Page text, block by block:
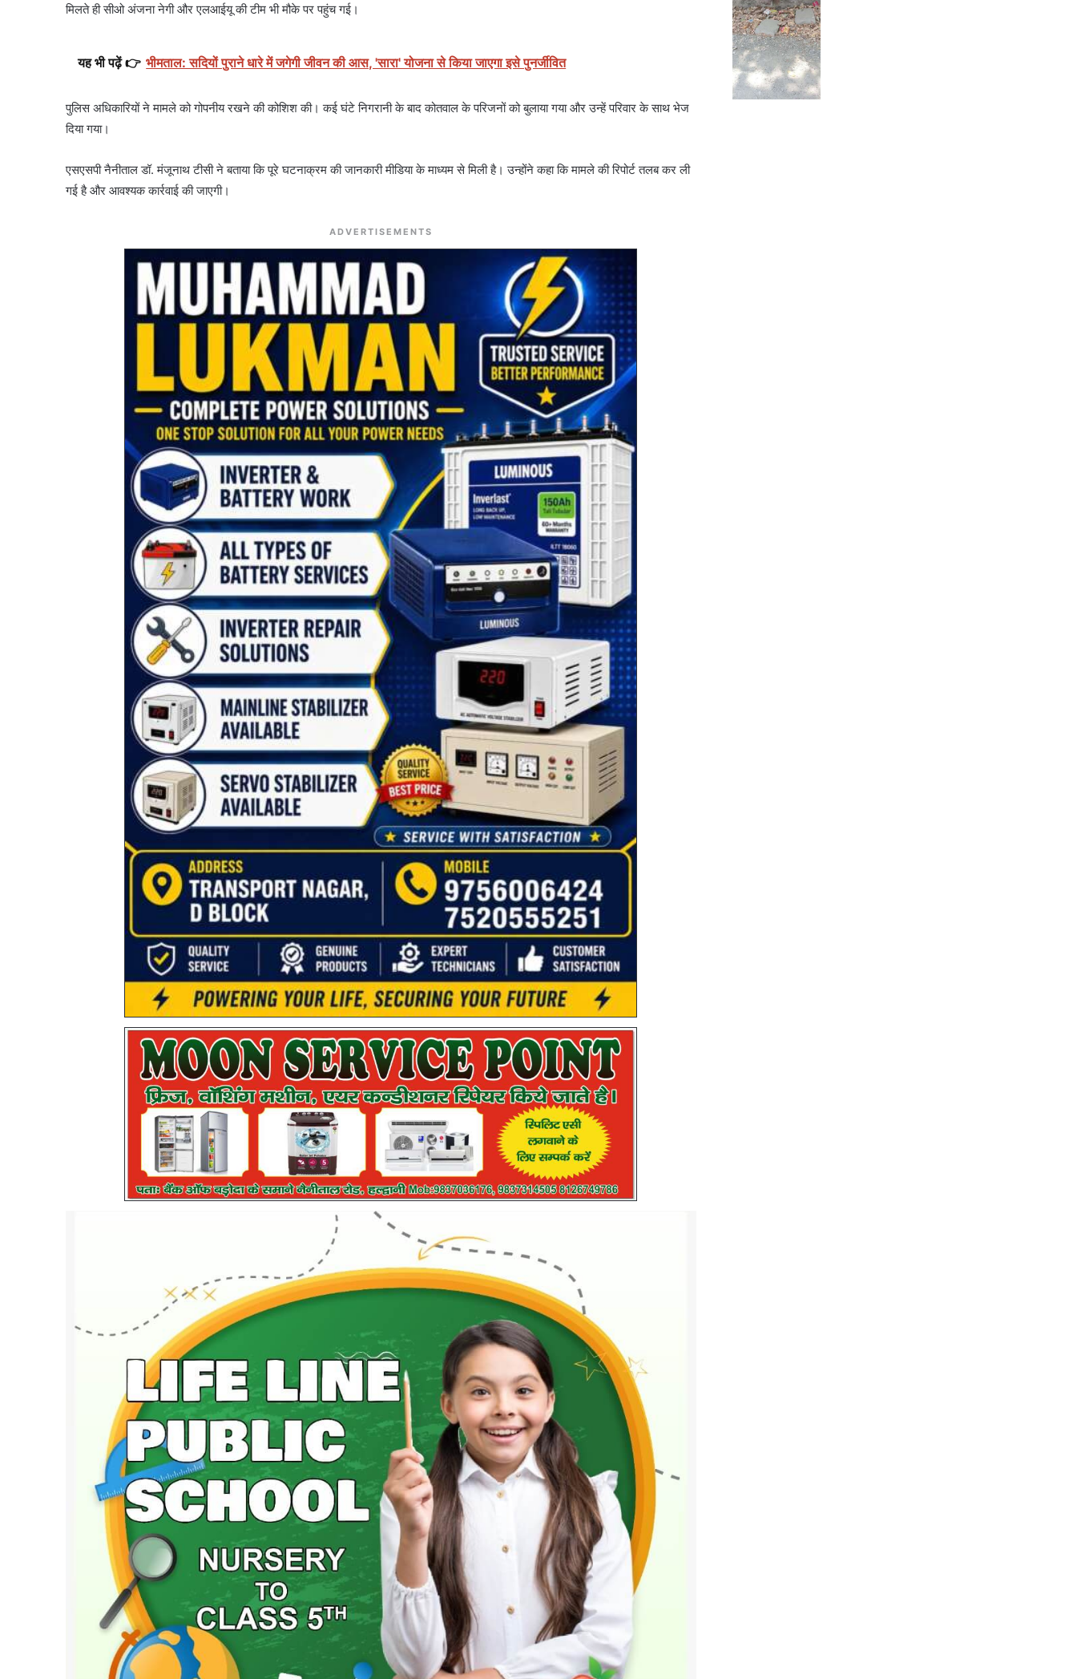
मिलते ही सीओ अंजना नेगी और एलआईयू की टीम भी मौके पर पहुंच गई।
यह भी पढ़ें 👉 भीमताल: सदियों पुराने धारे में जगेगी जीवन की आस, 'सारा' योजना से किया जाएगा इसे पुनर्जीवित
पुलिस अधिकारियों ने मामले को गोपनीय रखने की कोशिश की। कई घंटे निगरानी के बाद कोतवाल के परिजनों को बुलाया गया और उन्हें परिवार के साथ भेज
दिया गया।
एसएसपी नैनीताल डॉ. मंजूनाथ टीसी ने बताया कि पूरे घटनाक्रम की जानकारी मीडिया के माध्यम से मिली है। उन्होंने कहा कि मामले की रिपोर्ट तलब कर ली
गई है और आवश्यक कार्रवाई की जाएगी।
ADVERTISEMENTS